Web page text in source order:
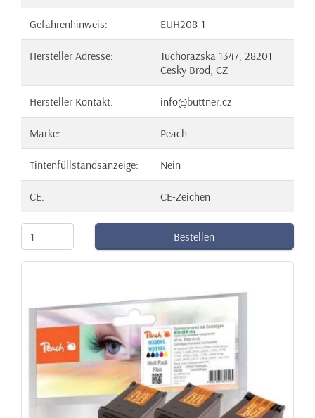
Gefahrenhinweis: EUH208-1
Hersteller Adresse:
Tuchorazska 1347, 28201
Cesky Brod, CZ
Hersteller Kontakt: info@buttner.cz
Marke: Peach
Tintenfüllstandsanzeige: Nein
CE: CE-Zeichen
Bestellen